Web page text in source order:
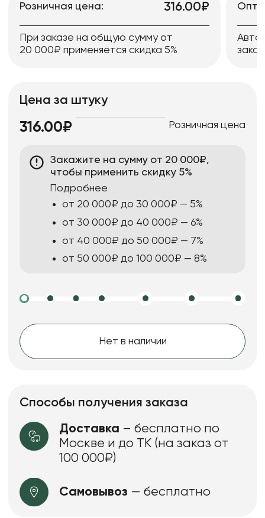
Розничная цена: 316.00₽
При заказе на общую сумму от
20 000₽ применяется скидка 5%
Цена за штуку
316.00₽ Розничная цена
Закажите на сумму от 20 000₽,
чтобы применить скидку 5%
Подробнее
от 20 000₽ до 30 000₽ — 5%
от 30 000₽ до 40 000₽ — 6%
от 40 000₽ до 50 000₽ — 7%
от 50 000₽ до 100 000₽ — 8%
Нет в наличии
Способы получения заказа
Доставка – бесплатно по
Москве и до ТК (на заказ от
100 000₽)
Самовывоз — бесплатно